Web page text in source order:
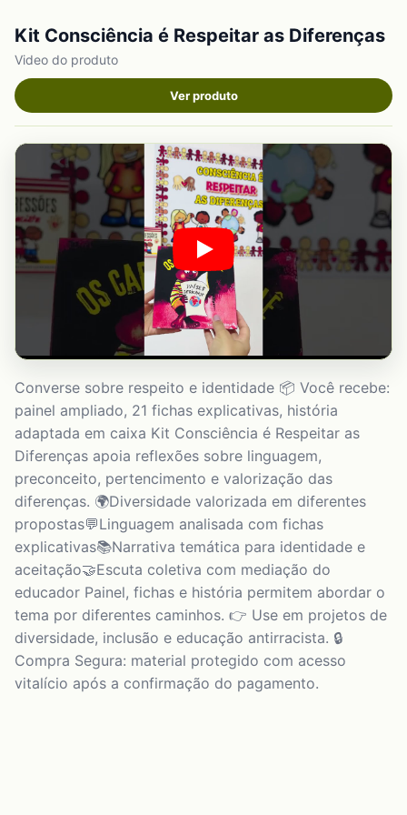
Kit Consciência é Respeitar as Diferenças
Video do produto
Ver produto
Converse sobre respeito e identidade 📦 Você recebe:
painel ampliado, 21 fichas explicativas, história
adaptada em caixa Kit Consciência é Respeitar as
Diferenças apoia reflexões sobre linguagem,
preconceito, pertencimento e valorização das
diferenças. 🌍Diversidade valorizada em diferentes
propostas💬Linguagem analisada com fichas
explicativas📚Narrativa temática para identidade e
aceitação🤝Escuta coletiva com mediação do
educador Painel, fichas e história permitem abordar o
tema por diferentes caminhos. 👉 Use em projetos de
diversidade, inclusão e educação antirracista. 🔒
Compra Segura: material protegido com acesso
vitalício após a confirmação do pagamento.